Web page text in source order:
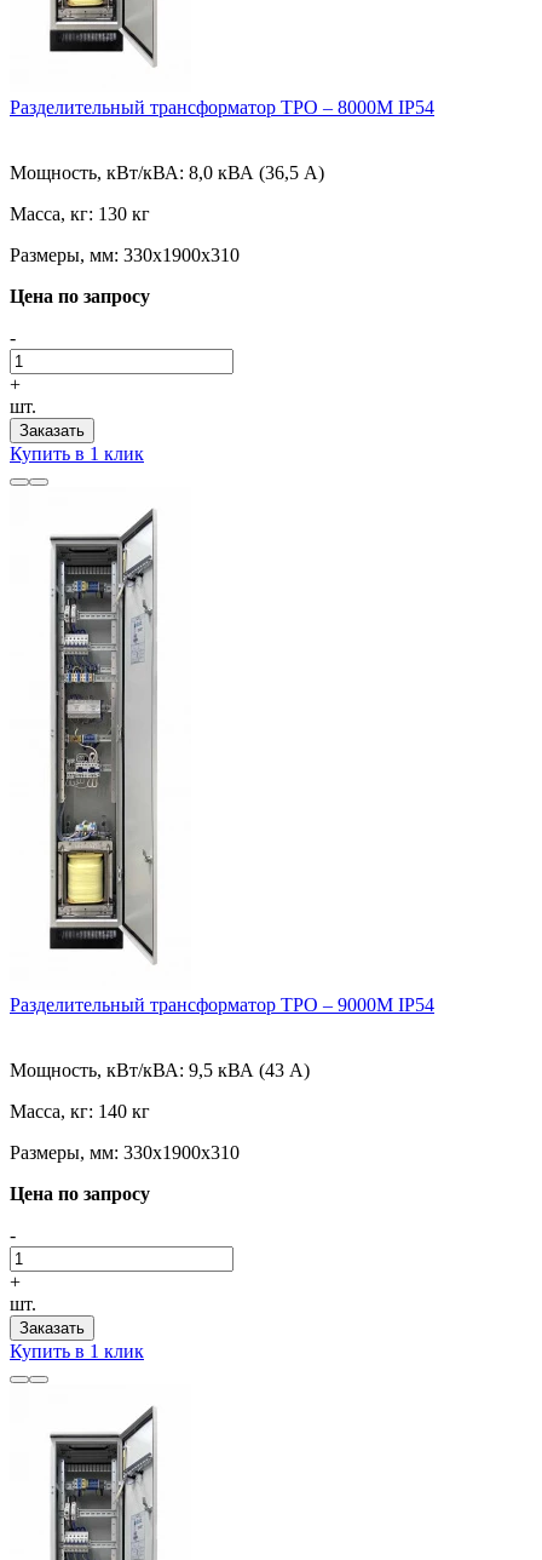
Разделительный трансформатор ТРО – 8000М IP54
Мощность, кВт/кВА: 8,0 кВА (36,5 А)
Масса, кг: 130 кг
Размеры, мм: 330х1900х310
Цена по запросу
-
+
шт.
Заказать
Купить в 1 клик
Разделительный трансформатор ТРО – 9000М IP54
Мощность, кВт/кВА: 9,5 кВА (43 А)
Масса, кг: 140 кг
Размеры, мм: 330х1900х310
Цена по запросу
-
+
шт.
Заказать
Купить в 1 клик